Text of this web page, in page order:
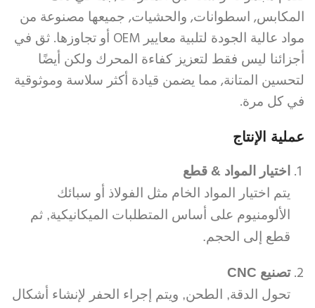
المكابس, اسطوانات, والحشيات, جميعها مصنوعة من
مواد عالية الجودة لتلبية معايير OEM أو تجاوزها. ثق في
أجزائنا ليس فقط لتعزيز كفاءة المحرك ولكن أيضًا
لتحسين المتانة, مما يضمن قيادة أكثر سلاسة وموثوقية
في كل مرة.
عملية الإنتاج
اختيار المواد & قطع
يتم اختيار المواد الخام مثل الفولاذ أو سبائك
الألومنيوم على أساس المتطلبات الميكانيكية, ثم
قطع إلى الحجم.
تصنيع CNC
تحول الدقة, الطحن, ويتم إجراء الحفر لإنشاء أشكال